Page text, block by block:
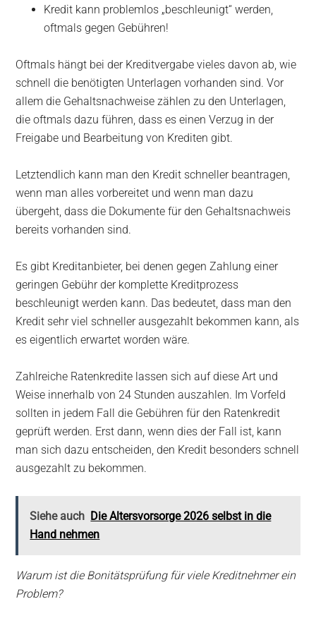
Kredit kann problemlos „beschleunigt“ werden,
oftmals gegen Gebühren!
Oftmals hängt bei der Kreditvergabe vieles davon ab, wie
schnell die benötigten Unterlagen vorhanden sind. Vor
allem die Gehaltsnachweise zählen zu den Unterlagen,
die oftmals dazu führen, dass es einen Verzug in der
Freigabe und Bearbeitung von Krediten gibt.
Letztendlich kann man den Kredit schneller beantragen,
wenn man alles vorbereitet und wenn man dazu
übergeht, dass die Dokumente für den Gehaltsnachweis
bereits vorhanden sind.
Es gibt Kreditanbieter, bei denen gegen Zahlung einer
geringen Gebühr der komplette Kreditprozess
beschleunigt werden kann. Das bedeutet, dass man den
Kredit sehr viel schneller ausgezahlt bekommen kann, als
es eigentlich erwartet worden wäre.
Zahlreiche Ratenkredite lassen sich auf diese Art und
Weise innerhalb von 24 Stunden auszahlen. Im Vorfeld
sollten in jedem Fall die Gebühren für den Ratenkredit
geprüft werden. Erst dann, wenn dies der Fall ist, kann
man sich dazu entscheiden, den Kredit besonders schnell
ausgezahlt zu bekommen.
Siehe auch Die Altersvorsorge 2026 selbst in die
Hand nehmen
Warum ist die Bonitätsprüfung für viele Kreditnehmer ein
Problem?